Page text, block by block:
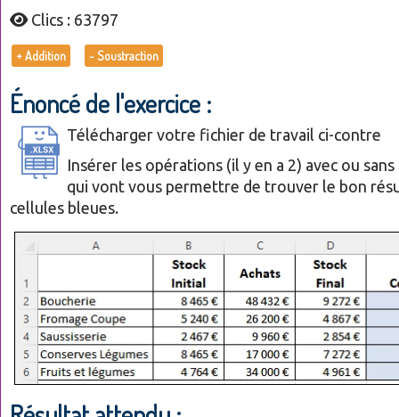
Clics : 63797
+ Addition - Soustraction
Énoncé de l'exercice :
Télécharger votre fichier de travail ci-contre
Insérer les opérations (il y en a 2) avec ou
qui vont vous permettre de trouver le bon
cellules bleues.